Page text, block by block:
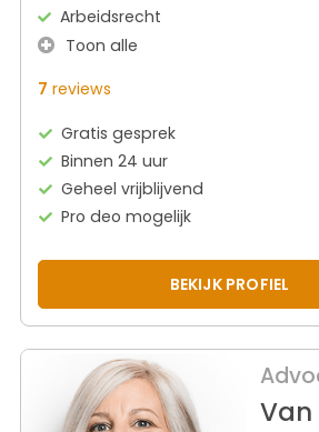
Arbeidsrecht
Toon alle
7 reviews
Gratis gesprek
Binnen 24 uur
Geheel vrijblijvend
Pro deo mogelijk
BEKIJK PROFIEL
Van